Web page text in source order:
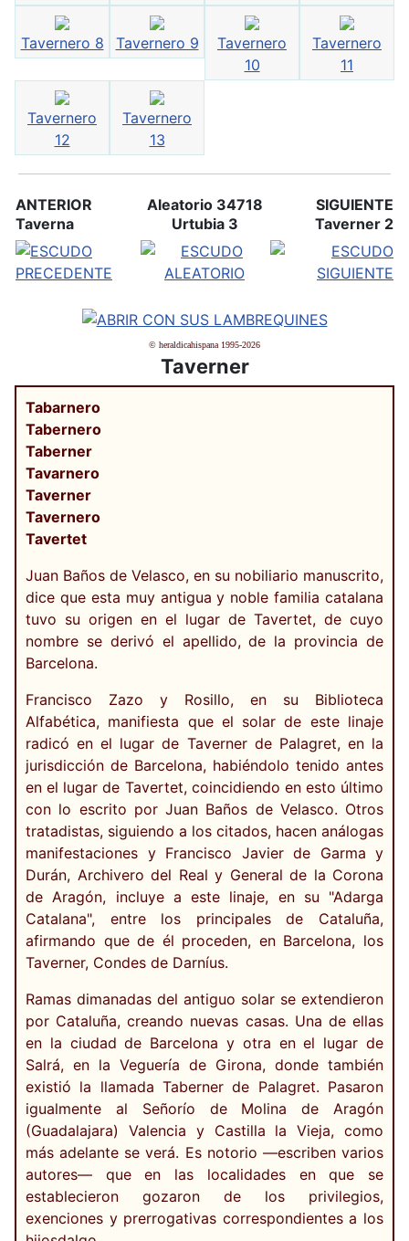
Tavernero 8 Tavernero 9
Tavernero
10
Tavernero
11
Tavernero
12
Tavernero
13
ANTERIOR
Taverna
Aleatorio 34718
Urtubia 3
SIGUIENTE
Taverner 2
© heraldicahispana 1995-2026
Taverner
Tabarnero
Tabernero
Taberner
Tavarnero
Taverner
Tavernero
Tavertet
Juan Baños de Velasco, en su nobiliario manuscrito,
dice que esta muy antigua y noble familia catalana
tuvo su origen en el lugar de Tavertet, de cuyo
nombre se derivó el apellido, de la provincia de
Barcelona.
Francisco Zazo y Rosillo, en su Biblioteca
Alfabética, manifiesta que el solar de este linaje
radicó en el lugar de Taverner de Palagret, en la
jurisdicción de Barcelona, habiéndolo tenido antes
en el lugar de Tavertet, coincidiendo en esto último
con lo escrito por Juan Baños de Velasco. Otros
tratadistas, siguiendo a los citados, hacen análogas
manifestaciones y Francisco Javier de Garma y
Durán, Archivero del Real y General de la Corona
de Aragón, incluye a este linaje, en su "Adarga
Catalana", entre los principales de Cataluña,
afirmando que de él proceden, en Barcelona, los
Taverner, Condes de Darníus.
Ramas dimanadas del antiguo solar se extendieron
por Cataluña, creando nuevas casas. Una de ellas
en la ciudad de Barcelona y otra en el lugar de
Salrá, en la Veguería de Girona, donde también
existió la llamada Taberner de Palagret. Pasaron
igualmente al Señorío de Molina de Aragón
(Guadalajara) Valencia y Castilla la Vieja, como
más adelante se verá. Es notorio —escriben varios
autores— que en las localidades en que se
establecieron gozaron de los privilegios,
exenciones y prerrogativas correspondientes a los